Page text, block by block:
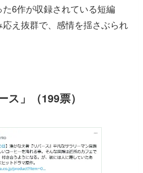
6作が収録されている短編
え抜群で、感情を揺さぶられ
ス」（199票）